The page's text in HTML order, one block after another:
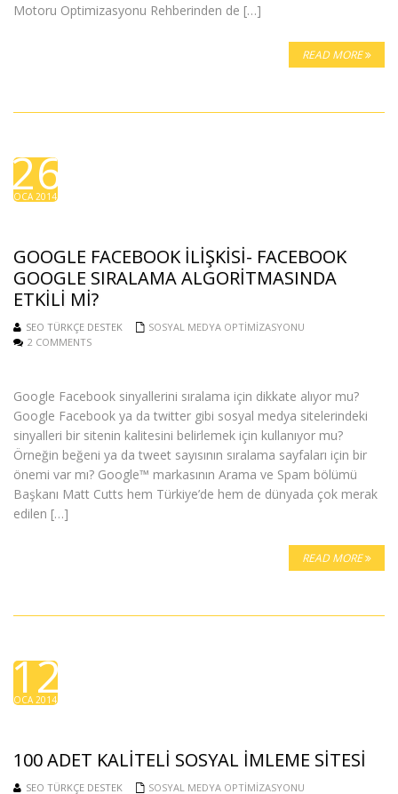
Motoru Optimizasyonu Rehberinden de […]
READ MORE
26
OCA 2014
GOOGLE FACEBOOK İLIŞKISI- FACEBOOK
GOOGLE SIRALAMA ALGORITMASINDA
ETKILI MI?
SEO TÜRKÇE DESTEK
SOSYAL MEDYA OPTIMIZASYONU
2 COMMENTS
Google Facebook sinyallerini sıralama için dikkate alıyor mu?
Google Facebook ya da twitter gibi sosyal medya sitelerindeki
sinyalleri bir sitenin kalitesini belirlemek için kullanıyor mu?
Örneğin beğeni ya da tweet sayısının sıralama sayfaları için bir
önemi var mı? Google™ markasının Arama ve Spam bölümü
Başkanı Matt Cutts hem Türkiye’de hem de dünyada çok merak
edilen […]
READ MORE
12
OCA 2014
100 ADET KALITELI SOSYAL IMLEME SITESI
SEO TÜRKÇE DESTEK SOSYAL MEDYA OPTIMIZASYONU